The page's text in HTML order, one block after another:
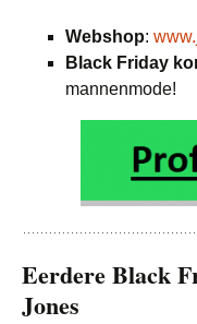
Webshop:
Black Friday
mannenmode!
Eerdere Black
Jones